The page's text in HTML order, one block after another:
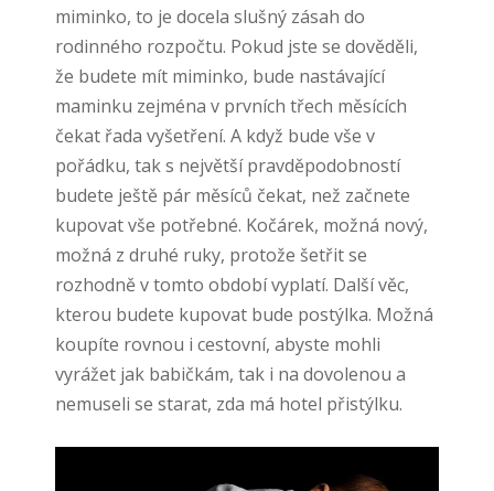
miminko, to je docela slušný zásah do
rodinného rozpočtu. Pokud jste se dověděli,
že budete mít miminko, bude nastávající
maminku zejména v prvních třech měsících
čekat řada vyšetření. A když bude vše v
pořádku, tak s největší pravděpodobností
budete ještě pár měsíců čekat, než začnete
kupovat vše potřebné. Kočárek, možná nový,
možná z druhé ruky, protože šetřit se
rozhodně v tomto období vyplatí. Další věc,
kterou budete kupovat bude postýlka. Možná
koupíte rovnou i cestovní, abyste mohli
vyrážet jak babičkám, tak i na dovolenou a
nemuseli se starat, zda má hotel přistýlku.